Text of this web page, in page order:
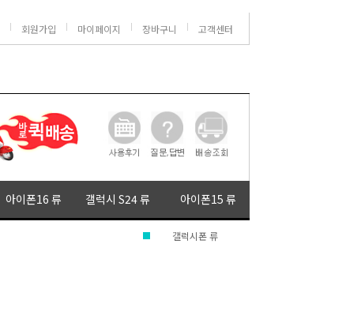
회원가입 마이페이지 장바구니 고객센터
아이폰16 류 갤럭시 S24 류 아이폰15 류
갤럭시폰 류